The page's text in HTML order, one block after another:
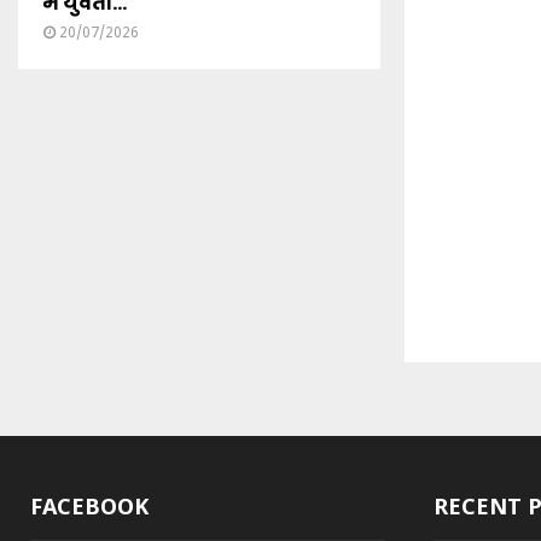
20/07/2026
FACEBOOK RECENT